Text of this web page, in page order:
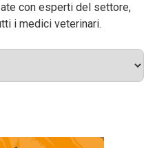
con esperti del settore,
i medici veterinari.